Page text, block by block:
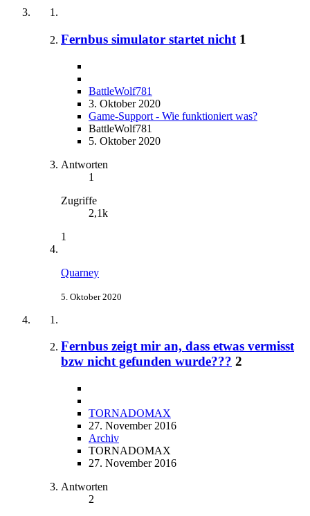
Fernbus simulator startet nicht 1
BattleWolf781
3. Oktober 2020
Game-Support - Wie funktioniert was?
BattleWolf781
5. Oktober 2020
Antworten
1
Zugriffe
2,1k
1
Quarney
5. Oktober 2020
Fernbus zeigt mir an, dass etwas vermisst
bzw nicht gefunden wurde??? 2
TORNADOMAX
27. November 2016
Archiv
TORNADOMAX
27. November 2016
Antworten
2